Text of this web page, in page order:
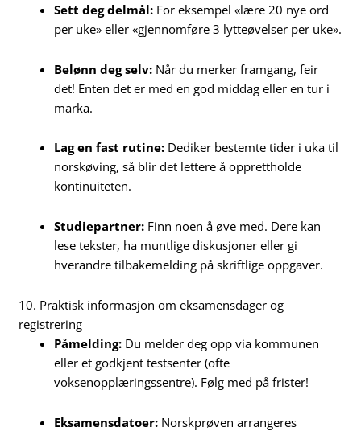
Sett deg delmål: For eksempel «lære 20 nye ord
per uke» eller «gjennomføre 3 lytteøvelser per uke».
Belønn deg selv: Når du merker framgang, feir
det! Enten det er med en god middag eller en tur i
marka.
Lag en fast rutine: Dediker bestemte tider i uka til
norskøving, så blir det lettere å opprettholde
kontinuiteten.
Studiepartner: Finn noen å øve med. Dere kan
lese tekster, ha muntlige diskusjoner eller gi
hverandre tilbakemelding på skriftlige oppgaver.
10. Praktisk informasjon om eksamensdager og
registrering
Påmelding: Du melder deg opp via kommunen
eller et godkjent testsenter (ofte
voksenopplæringssentre). Følg med på frister!
Eksamensdatoer: Norskprøven arrangeres